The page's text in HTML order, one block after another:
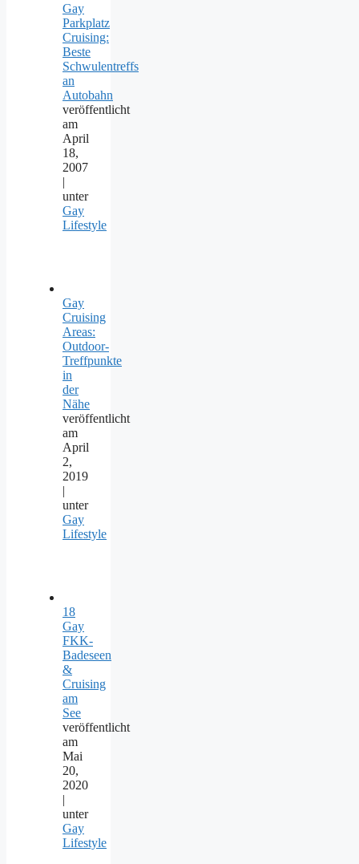
Gay
Parkplatz
Cruising:
Beste
Schwulentreffs
an
Autobahn
veröffentlicht
am
April
18,
2007
|
unter
Gay
Lifestyle
Gay
Cruising
Areas:
Outdoor-
Treffpunkte
in
der
Nähe
veröffentlicht
am
April
2,
2019
|
unter
Gay
Lifestyle
18
Gay
FKK-
Badeseen
&
Cruising
am
See
veröffentlicht
am
Mai
20,
2020
|
unter
Gay
Lifestyle